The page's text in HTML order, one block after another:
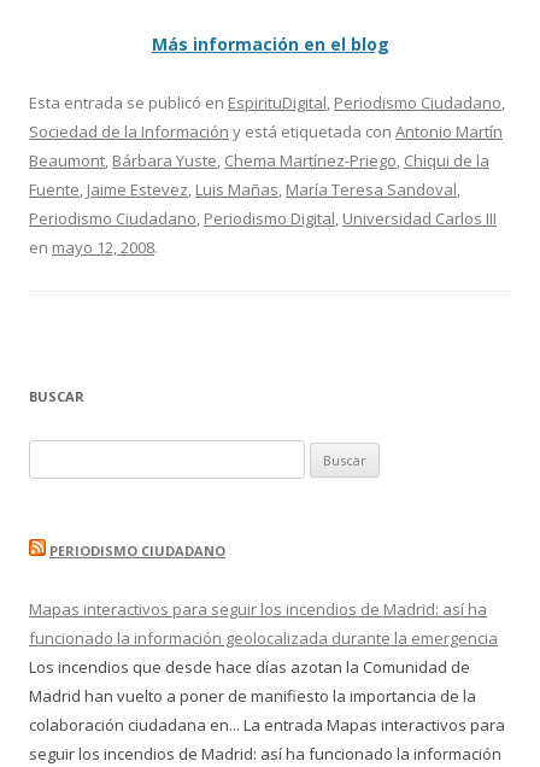
Más información en el blog
Esta entrada se publicó en EspirituDigital, Periodismo Ciudadano,
Sociedad de la Información y está etiquetada con Antonio Martín
Beaumont, Bárbara Yuste, Chema Martínez-Priego, Chiqui de la
Fuente, Jaime Estevez, Luis Mañas, María Teresa Sandoval,
Periodismo Ciudadano, Periodismo Digital, Universidad Carlos III
en mayo 12, 2008.
BUSCAR
PERIODISMO CIUDADANO
Mapas interactivos para seguir los incendios de Madrid: así ha
funcionado la información geolocalizada durante la emergencia
Los incendios que desde hace días azotan la Comunidad de
Madrid han vuelto a poner de manifiesto la importancia de la
colaboración ciudadana en... La entrada Mapas interactivos para
seguir los incendios de Madrid: así ha funcionado la información